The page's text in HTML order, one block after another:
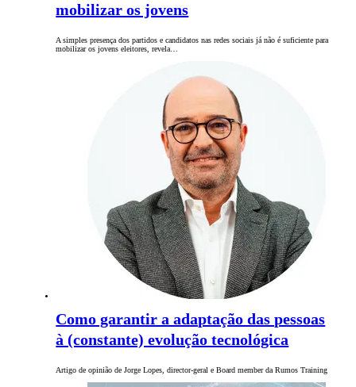
mobilizar os jovens
A simples presença dos partidos e candidatos nas redes sociais já não é suficiente para
mobilizar os jovens eleitores, revela…
Como garantir a adaptação das pessoas
à (constante) evolução tecnológica
Artigo de opinião de Jorge Lopes, director-geral e Board member da Rumos Training